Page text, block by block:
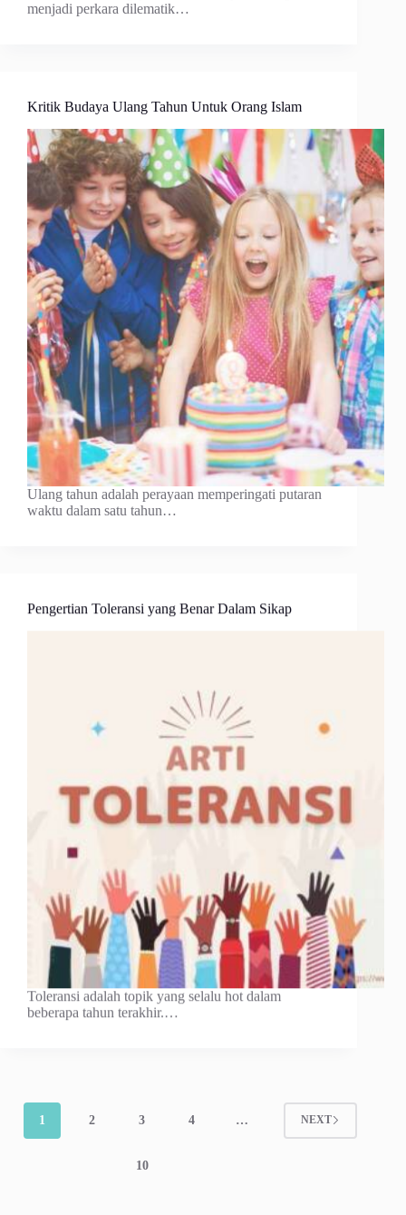
menjadi perkara dilematik…
Kritik Budaya Ulang Tahun Untuk Orang Islam
Ulang tahun adalah perayaan memperingati putaran
waktu dalam satu tahun…
Pengertian Toleransi yang Benar Dalam Sikap
Toleransi adalah topik yang selalu hot dalam
beberapa tahun terakhir.…
1 2 3 4 …
10
NEXT